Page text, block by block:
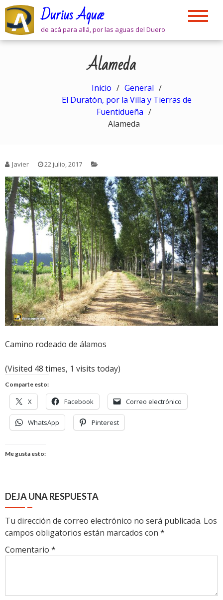
Skip
content
Durius Aquæ
de acá para allá, por las aguas del Duero
Alameda
Inicio
General
El Duratón, por la Villa y Tierras de
Fuentidueña
Alameda
Javier 22 julio, 2017
Camino rodeado de álamos
(Visited 48 times, 1 visits today)
Comparte esto:
X Facebook Correo electrónico
WhatsApp Pinterest
Me gusta esto:
DEJA UNA RESPUESTA
Tu dirección de correo electrónico no será publicada. Los
campos obligatorios están marcados con *
Comentario *